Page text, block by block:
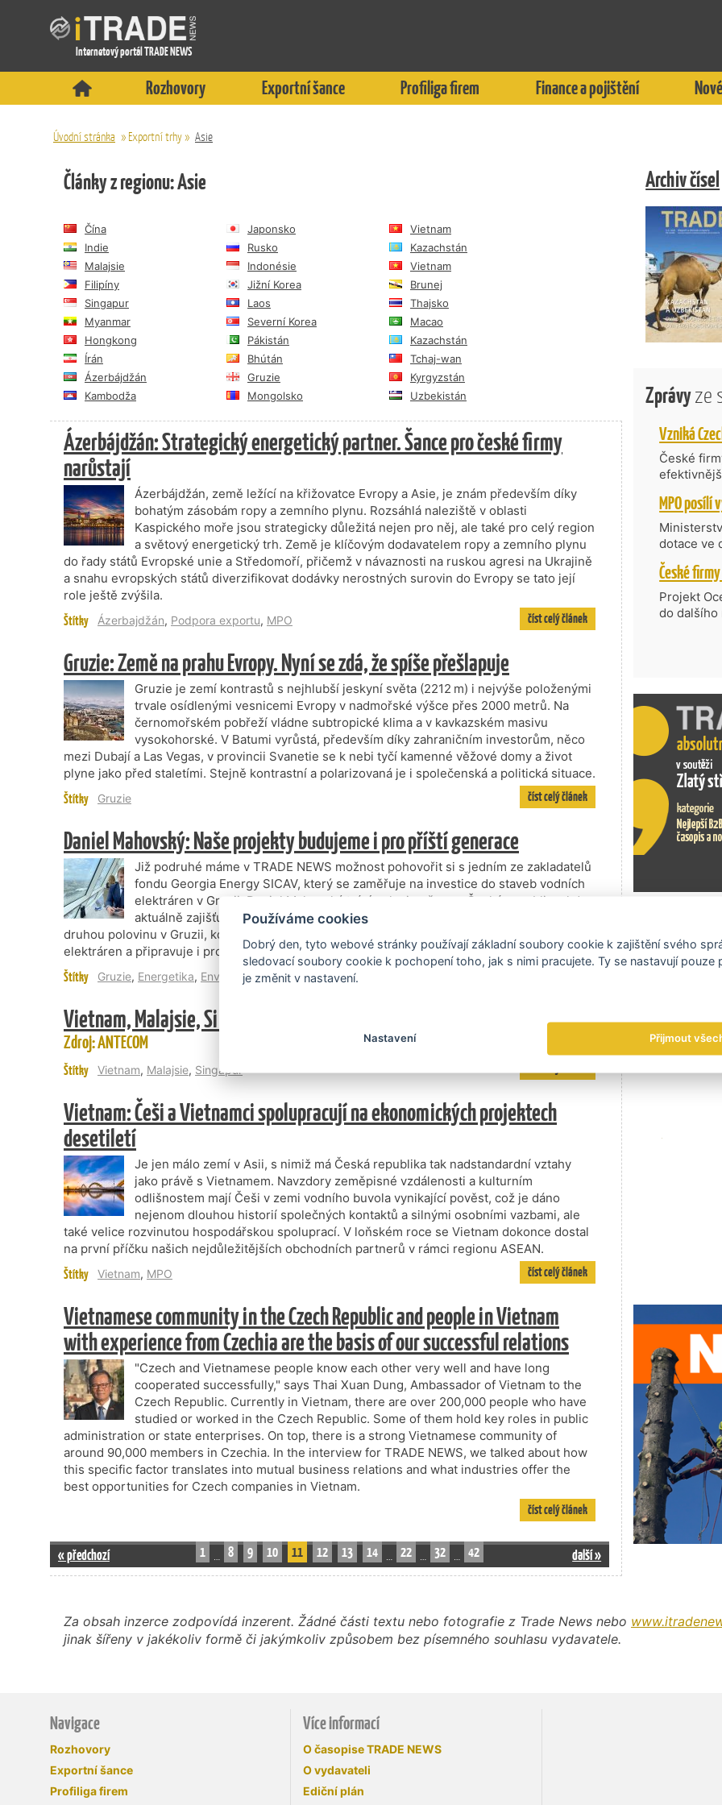
Internetový portál TRADE NEWS
Rozhovory Exportní šance Profiliga firem Finance a pojištění
Úvodní stránka » Exportní trhy» Asie
Články z regionu: Asie
Čína Japonsko
Vietnam
Indie
Rusko
Kazachstán
Malajsie
Indonésie
Vietnam
Filipíny
Jižní Korea
Brunej
Singapur
Laos
Thajsko
Myanmar
Severní Korea
Macao
Hongkong
Pákistán
Kazachstán
Írán
Bhútán
Tchaj-wan
Ázerbájdžán
Gruzie
Kyrgyzstán
Kambodža
Mongolsko Uzbekistán
Ázerbájdžán: Strategický energetický partner. Šance pro české firmy
narůstají
Ázerbájdžán, země ležící na křižovatce Evropy a Asie, je znám především díky
bohatým zásobám ropy a zemního plynu. Rozsáhlá naleziště v oblasti
Kaspického moře jsou strategicky důležitá nejen pro něj, ale také pro celý region
a světový energetický trh. Země je klíčovým dodavatelem ropy a zemního plynu
do řady států Evropské unie a Středomoří, přičemž v návaznosti na ruskou agresi na Ukrajině
a snahu evropských států diverzifikovat dodávky nerostných surovin do Evropy se tato její
role ještě zvýšila.
Štítky Ázerbajdžán, Podpora exportu, MPO číst celý článek
Gruzie: Země na prahu Evropy. Nyní se zdá, že spíše přešlapuje
Gruzie je zemí kontrastů s nejhlubší jeskyní světa (2212 m) i nejvýše položenými
trvale osídlenými vesnicemi Evropy v nadmořské výšce přes 2000 metrů. Na
černomořském pobřeží vládne subtropické klima a v kavkazském masivu
vysokohorské. V Batumi vyrůstá, především díky zahraničním investorům, něco
mezi Dubají a Las Vegas, v provincii Svanetie se k nebi tyčí kamenné věžové domy a život
plyne jako před staletími. Stejně kontrastní a polarizovaná je i společenská a politická situace.
Štítky Gruzie číst celý článek
Daniel Mahovský: Naše projekty budujeme i pro příští generace
Již podruhé máme v TRADE NEWS možnost pohovořit si s jedním ze zakladatelů
fondu Georgia Energy SICAV, který se zaměřuje na investice do staveb vodních
elektráren v Gruzii. Daniel Mahovský tráví polovinu času v České republice, kde
aktuálně zajišťuje projekční práce a výběrová řízení na dodávku technologií, a
druhou polovinu v Gruzii, kde dokončuje development hned několika projektů vodních
elektráren a připravuje i projekty solární.
Štítky Gruzie, Energetika, Environment
Vietnam, Malajsie, Singapur
Zdroj: ANTECOM
Štítky Vietnam, Malajsie, Singapur
Vietnam: Češi a Vietnamci spolupracují na ekonomických projektech
desetiletí
Je jen málo zemí v Asii, s nimiž má Česká republika tak nadstandardní vztahy
jako právě s Vietnamem. Navzdory zeměpisné vzdálenosti a kulturním
odlišnostem mají Češi v zemi vodního buvola vynikající pověst, což je dáno
nejenom dlouhou historií společných kontaktů a silnými osobními vazbami, ale
také velice rozvinutou hospodářskou spoluprací. V loňském roce se Vietnam dokonce dostal
na první příčku našich nejdůležitějších obchodních partnerů v rámci regionu ASEAN.
Štítky Vietnam, MPO číst celý článek
Vietnamese community in the Czech Republic and people in Vietnam
with experience from Czechia are the basis of our successful relations
"Czech and Vietnamese people know each other very well and have long
cooperated successfully," says Thai Xuan Dung, Ambassador of Vietnam to the
Czech Republic. Currently in Vietnam, there are over 200,000 people who have
studied or worked in the Czech Republic. Some of them hold key roles in public
administration or state enterprises. On top, there is a strong Vietnamese community of
around 90,000 members in Czechia. In the interview for TRADE NEWS, we talked about how
this specific factor translates into mutual business relations and what industries offer the
best opportunities for Czech companies in Vietnam.
číst celý článek
« předchozí 1 … 8 9 10 11 12 13 14 … 22 … 32 … 42 další »
Archiv čísel
Zprávyze
České
nabídne
zahraniční
dotace ve
Transfer,
Částkou
umělé
do
Projekt
do dalšího
prosazují
nejen
příběh.
Za obsah inzerce zodpovídá inzerent. Žádné části textu nebo fotografie z Trade News nebo
jinak šířeny v jakékoliv formě či jakýmkoliv způsobem bez písemného souhlasu vydavatele.
Navigace
Rozhovory
Exportní šance
Profiliga firem
Více informací
O časopise TRADE NEWS
O vydavateli
Ediční plán
Používáme cookies
Dobrý den, tyto webové stránky používají základní soubory cookie k zajištění svého
sledovací soubory cookie k pochopení toho, jak s nimi pracujete. Ty se nastavují pouze
je změnit v nastavení.
Nastavení Přijmout